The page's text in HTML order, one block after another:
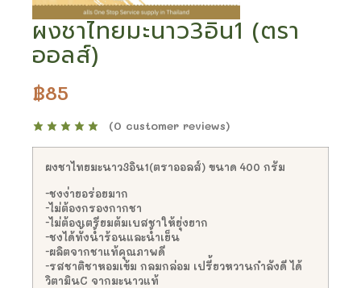
ผงชาไทยมะนาว3อิน1 (ตรา
ออลส์)
฿85
(0 customer reviews)
ผงชาไทยมะนาว3อิน1(ตราออลส์) ขนาด 400 กรัม
-ชงง่ายอร่อยมาก
-ไม่ต้องกรองกากชา
-ไม่ต้องเตรียมต้มเบสชาให้ยุ่งยาก
-ชงได้ทั้งน้ำร้อนและน้ำเย็น
-ผลิตจากชาแท้คุณภาพดี
-รสชาติชาหอมเข้ม กลมกล่อม เปรี้ยวหวานกำลังดี ได้
วิตามินC จากมะนาวแท้